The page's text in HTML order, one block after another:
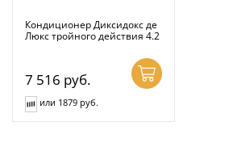
Кондиционер Диксидокс де
Люкс тройного действия 4.2
7 516 руб.
или 1879 руб.